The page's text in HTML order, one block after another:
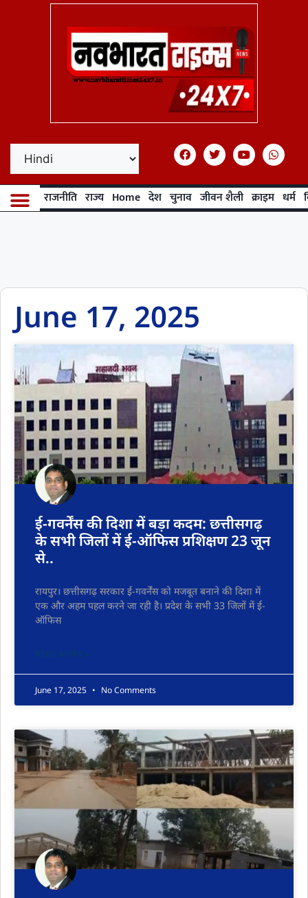
राजनीति राज्य Home देश चुनाव जीवन शैली क्राइम धर्म
June 17, 2025
ई-गवर्नेंस की दिशा में बड़ा कदम: छत्तीसगढ़
के सभी जिलों में ई-ऑफिस प्रशिक्षण 23 जून
से..
रायपुर। छत्तीसगढ़ सरकार ई-गवर्नेंस को मजबूत बनाने की दिशा में
एक और अहम पहल करने जा रही है। प्रदेश के सभी 33 जिलों में ई-
ऑफिस
READ MORE »
June 17, 2025 No Comments